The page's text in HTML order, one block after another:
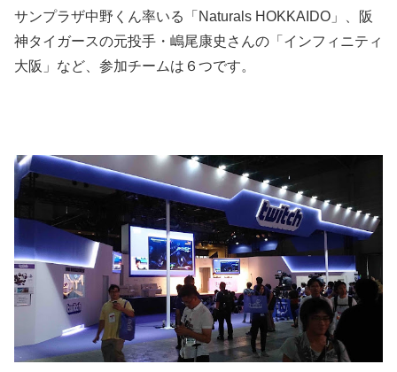
サンプラザ中野くん率いる「Naturals HOKKAIDO」、阪
神タイガースの元投手・嶋尾康史さんの「インフィニティ
大阪」など、参加チームは６つです。